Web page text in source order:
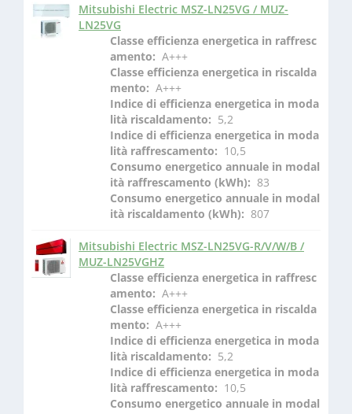
Mitsubishi Electric MSZ-LN25VG / MUZ-
LN25VG
Classe efficienza energetica in raffresc
amento: A+++
Classe efficienza energetica in riscalda
mento: A+++
Indice di efficienza energetica in moda
lità riscaldamento: 5,2
Indice di efficienza energetica in moda
lità raffrescamento: 10,5
Consumo energetico annuale in modal
ità raffrescamento (kWh): 83
Consumo energetico annuale in modal
ità riscaldamento (kWh): 807
Mitsubishi Electric MSZ-LN25VG-R/V/W/B /
MUZ-LN25VGHZ
Classe efficienza energetica in raffresc
amento: A+++
Classe efficienza energetica in riscalda
mento: A+++
Indice di efficienza energetica in moda
lità riscaldamento: 5,2
Indice di efficienza energetica in moda
lità raffrescamento: 10,5
Consumo energetico annuale in modal